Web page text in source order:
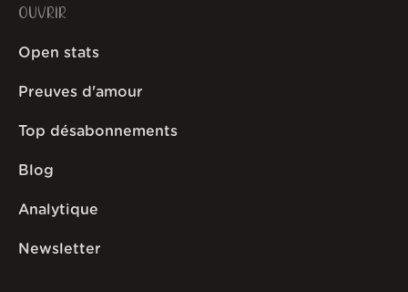
OUVRIR
Open stats
Preuves d'amour
Top désabonnements
Blog
Analytique
Newsletter